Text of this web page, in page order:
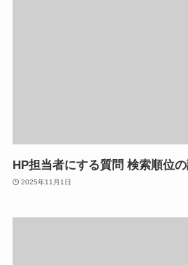
HP担当者にする質問 検索順位
2025年11月1日